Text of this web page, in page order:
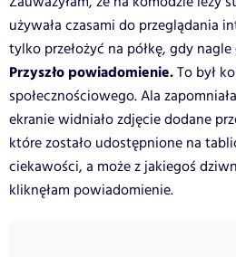
używała czasami do przeglądania
tylko przełożyć na półkę, gdy nagle
Przyszło powiadomienie.To był
społecznościowego. Ala
ekranie widniało zdjęcie dodane
które zostało udostępnione na
ciekawości, a może z jakiegoś
kliknęłam powiadomienie.